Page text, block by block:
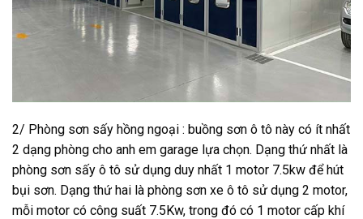
2/ Phòng sơn sấy hồng ngoại : buồng sơn ô tô này có ít nhất
2 dạng phòng cho anh em garage lựa chọn. Dạng thứ nhất là
phòng sơn sấy ô tô sử dụng duy nhất 1 motor 7.5kw để hút
bụi sơn. Dạng thứ hai là phòng sơn xe ô tô sử dụng 2 motor,
mỗi motor có công suất 7.5Kw, trong đó có 1 motor cấp khí